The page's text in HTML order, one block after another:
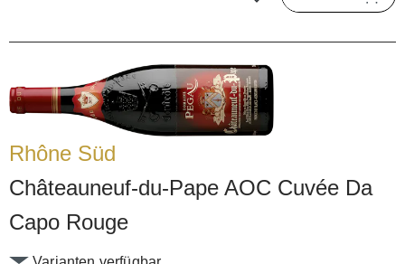
Rhône Süd
Châteauneuf-du-Pape AOC Cuvée Da
Capo Rouge